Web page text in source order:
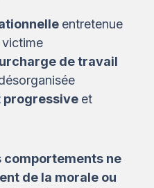
entretenue
de travail
progressive et
comportements ne
de la morale ou